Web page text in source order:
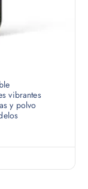
vibrantes
y polvo